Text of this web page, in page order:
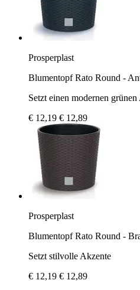
Prosperplast
Blumentopf Rato Round -
Setzt einen modernen
€ 12,19 € 12,89
Prosperplast
Blumentopf Rato Round -
Setzt stilvolle Akzente
€ 12,19 € 12,89